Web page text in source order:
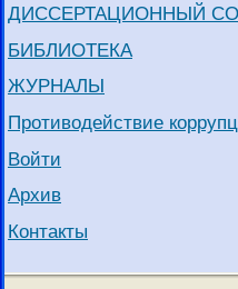
ДИССЕРТАЦИОННЫЙ
БИБЛИОТЕКА
ЖУРНАЛЫ
Противодействие
Войти
Архив
Контакты